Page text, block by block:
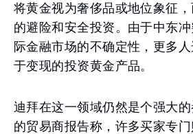
将黄金视为奢侈品或地位象征
的避险和安全投资。由于中东
际金融市场的不确定性，更多
于变现的投资黄金产品。
迪拜在这一领域仍然是个强大
的贸易商报告称，许多买家专